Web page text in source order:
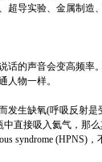
超导实验、金属制造
话的声音会变高频率
人物一样。
生缺氧(呼吸反射是
直接吸入氦气，那
syndrome (HPNS)